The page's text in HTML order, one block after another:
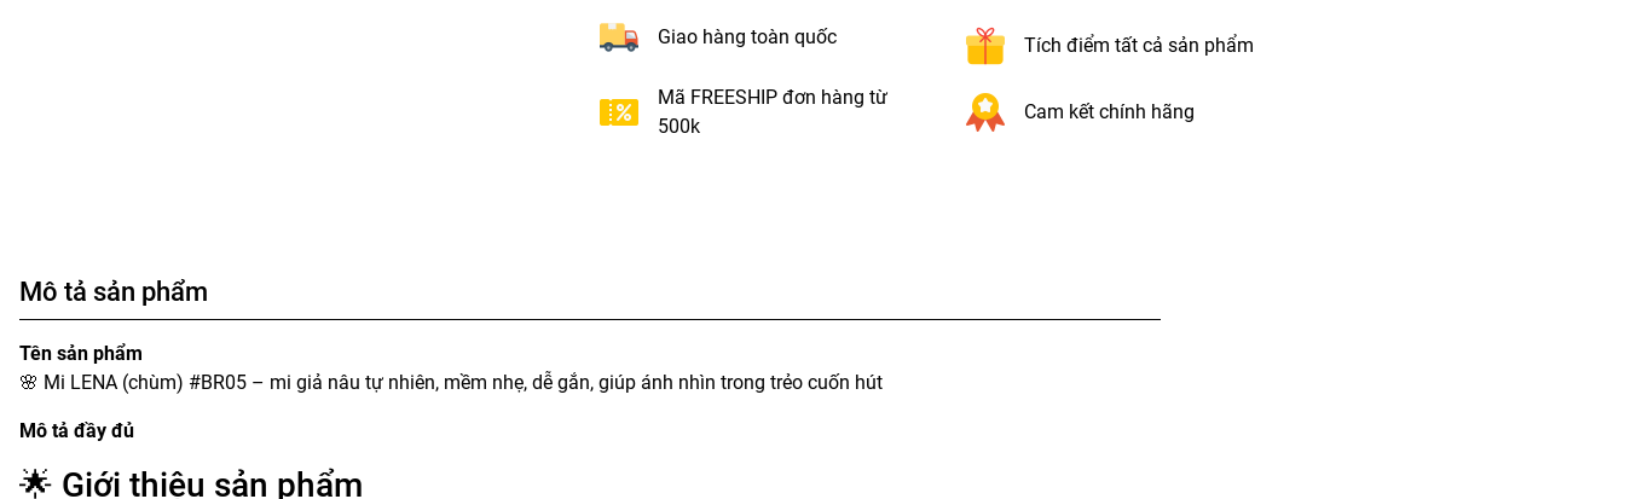
Giao hàng toàn quốc Tích điểm tất cả sản phẩm
Mã FREESHIP đơn hàng từ
500k
Cam kết chính hãng
Mô tả sản phẩm
Tên sản phẩm
🌸 Mi LENA (chùm) #BR05 – mi giả nâu tự nhiên, mềm nhẹ, dễ gắn, giúp ánh nhìn trong trẻo cuốn hút
Mô tả đầy đủ
🌟 Giới thiệu sản phẩm